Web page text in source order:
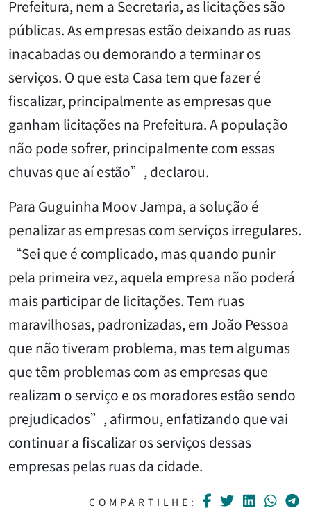
Prefeitura, nem a Secretaria, as licitações são
públicas. As empresas estão deixando as ruas
inacabadas ou demorando a terminar os
serviços. O que esta Casa tem que fazer é
fiscalizar, principalmente as empresas que
ganham licitações na Prefeitura. A população
não pode sofrer, principalmente com essas
chuvas que aí estão”, declarou.
Para Guguinha Moov Jampa, a solução é
penalizar as empresas com serviços irregulares.
“Sei que é complicado, mas quando punir
pela primeira vez, aquela empresa não poderá
mais participar de licitações. Tem ruas
maravilhosas, padronizadas, em João Pessoa
que não tiveram problema, mas tem algumas
que têm problemas com as empresas que
realizam o serviço e os moradores estão sendo
prejudicados”, afirmou, enfatizando que vai
continuar a fiscalizar os serviços dessas
empresas pelas ruas da cidade.
COMPARTILHE: